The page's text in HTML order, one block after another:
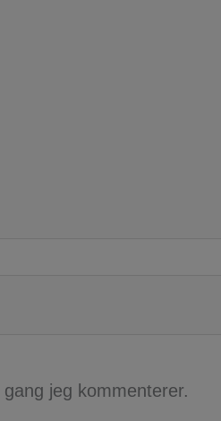
jeg kommenterer.